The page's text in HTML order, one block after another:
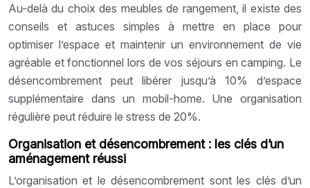
Au-delà du choix des meubles de rangement, il existe des
conseils et astuces simples à mettre en place pour
optimiser l’espace et maintenir un environnement de vie
agréable et fonctionnel lors de vos séjours en camping. Le
désencombrement peut libérer jusqu’à 10% d’espace
supplémentaire dans un mobil-home. Une organisation
régulière peut réduire le stress de 20%.
Organisation et désencombrement : les clés d’un
aménagement réussi
L’organisation et le désencombrement sont les clés d’un